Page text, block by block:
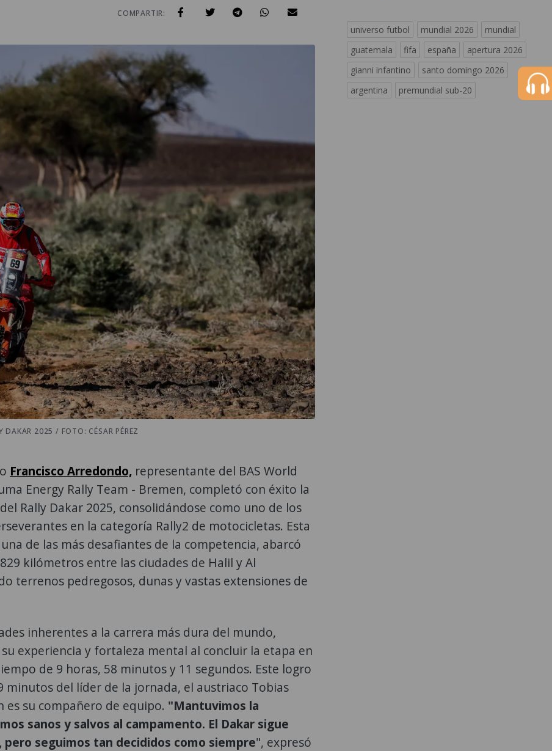
COMPARTIR:
DAKAR 2025 / FOTO: CÉSAR PÉREZ
Francisco Arredondo, representante del BAS World
Energy Rally Team - Bremen, completó con éxito la
Rally Dakar 2025, consolidándose como uno de los
en la categoría Rally2 de motocicletas. Esta
de las más desafiantes de la competencia, abarcó
kilómetros entre las ciudades de Halil y Al
terrenos pedregosos, dunas y vastas extensiones de
inherentes a la carrera más dura del mundo,
experiencia y fortaleza mental al concluir la etapa en
de 9 horas, 58 minutos y 11 segundos. Este logro
minutos del líder de la jornada, el austriaco Tobias
es su compañero de equipo. "Mantuvimos la
sanos y salvos al campamento. El Dakar sigue
seguimos tan decididos como siempre", expresó
universo futbol mundial 2026
mundial
guatemala
fifa españa
apertura 2026
gianni infantino
santo domingo 2026
argentina
premundial sub-20